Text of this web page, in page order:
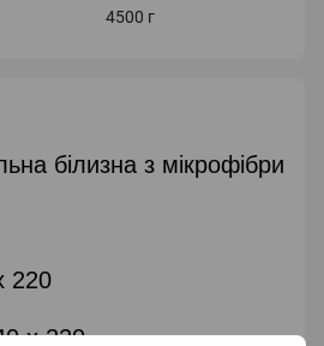
4500 г
білизна з мікрофібри
220
х 220